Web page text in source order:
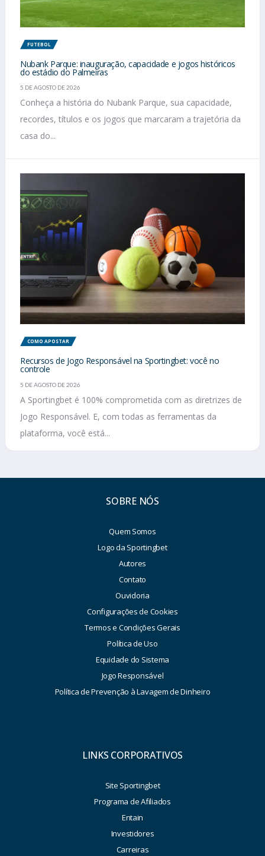
FUTEBOL
Nubank Parque: inauguração, capacidade e jogos históricos
do estádio do Palmeiras
5 DE AGOSTO DE 2026
Conheça a história do Nubank Parque, sua capacidade,
recordes, títulos e os jogos que marcaram a trajetória da
casa do...
COMO APOSTAR
Recursos de Jogo Responsável na Sportingbet: você no
controle
5 DE AGOSTO DE 2026
A Sportingbet é 100% comprometida com as diretrizes de
Jogo Responsável. E, com todas as ferramentas da
plataforma, você está...
SOBRE NÓS
Quem Somos
Logo da Sportingbet
Autores
Contato
Ouvidoria
Configurações de Cookies
Termos e Condições Gerais
Política de Uso
Equidade do Sistema
Jogo Responsável
Política de Prevenção à Lavagem de Dinheiro
LINKS CORPORATIVOS
Site Sportingbet
Programa de Afiliados
Entain
Investidores
Carreiras